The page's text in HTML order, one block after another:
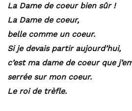
La Dame de coeur bien sûr !
La Dame de coeur,
belle comme un coeur.
Si je devais partir aujourd’hui,
c’est ma dame de coeur que
serrée sur mon coeur.
Le roi de trèfle.